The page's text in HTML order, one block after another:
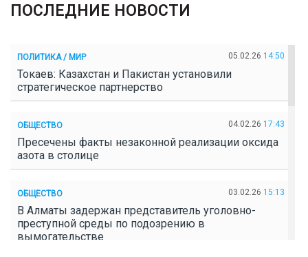
ПОСЛЕДНИЕ НОВОСТИ
ПОЛИТИКА / МИР 05.02.26 14:50
Токаев: Казахстан и Пакистан установили
стратегическое партнерство
ОБЩЕСТВО 04.02.26 17:43
Пресечены факты незаконной реализации оксида
азота в столице
ОБЩЕСТВО 03.02.26 15:13
В Алматы задержан представитель уголовно-
преступной среды по подозрению в
вымогательстве